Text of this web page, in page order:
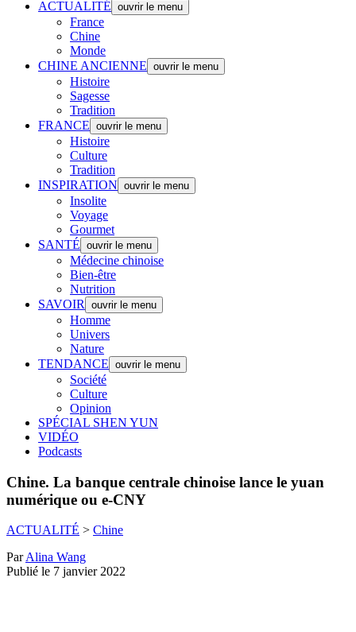
ACTUALITÉ ouvrir le menu
France
Chine
Monde
CHINE ANCIENNE ouvrir le menu
Histoire
Sagesse
Tradition
FRANCE ouvrir le menu
Histoire
Culture
Tradition
INSPIRATION ouvrir le menu
Insolite
Voyage
Gourmet
SANTÉ ouvrir le menu
Médecine chinoise
Bien-être
Nutrition
SAVOIR
ouvrir le menu
Homme
Univers
Nature
TENDANCE ouvrir le menu
Société
Culture
Opinion
SPÉCIAL SHEN YUN
VIDÉO
Podcasts
Chine. La banque centrale chinoise lance le yuan
numérique ou e-CNY
ACTUALITÉ > Chine
ParAlina Wang
Publié le 7 janvier 2022